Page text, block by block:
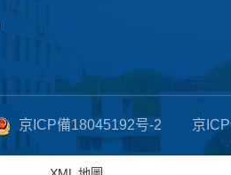
京ICP備18045192号-2 京